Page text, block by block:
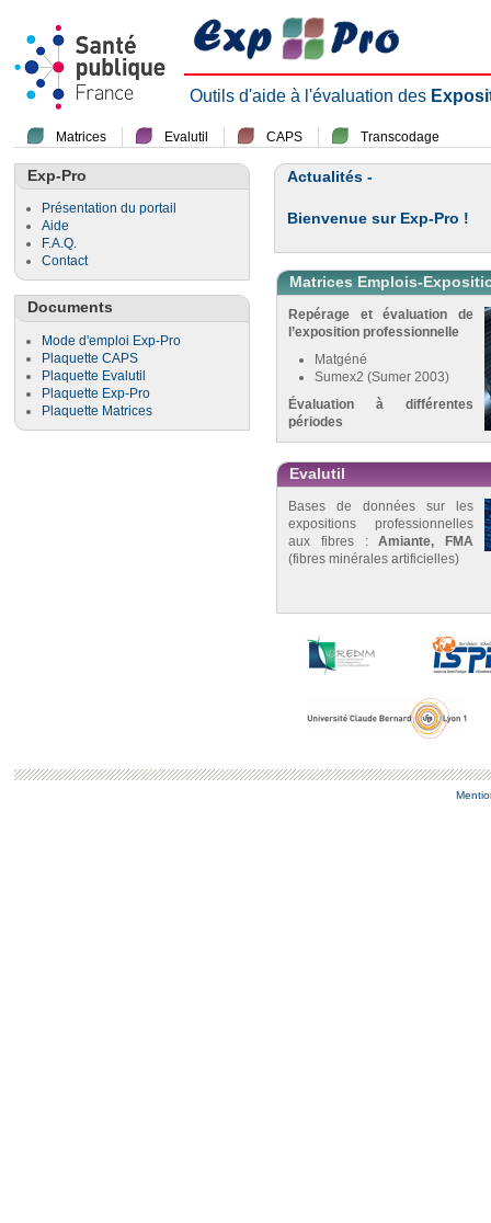
Outils d'aide à l'évaluation des
Matrices Evalutil CAPS Transcodage
Exp-Pro
Présentation du portail
Aide
F.A.Q.
Contact
Documents
Mode d'emploi Exp-Pro
Plaquette CAPS
Plaquette Evalutil
Plaquette Exp-Pro
Plaquette Matrices
Actualités -
Bienvenue sur Exp-Pro !
Matrices Emplois-
Repérage et évaluation de
l’exposition professionnelle
Matgéné
Sumex2 (Sumer 2003)
Évaluation à différentes
périodes
Evalutil
Bases de données sur les
expositions professionnelles
aux fibres :Amiante, FMA
(fibres minérales artificielles)